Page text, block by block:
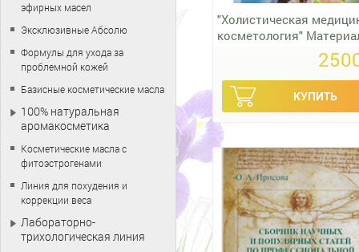
"Холистическая
косметология"
Международного
эфирных масел
Эксклюзивные Абсолю
Формулы для ухода за
проблемной кожей
Базисные косметические масла
100% натуральная
аромакосметика
Косметические масла с
фитоэстрогенами
Линия для похудения и
коррекции веса
Лабораторно-
трихологическая линия